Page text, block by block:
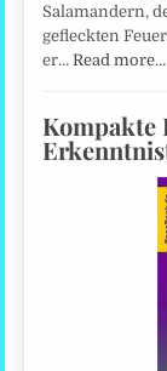
Salamandern,
gefleckten
er…Read more…